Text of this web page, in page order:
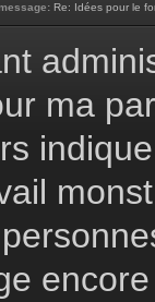
Re: Idées pour le
ma